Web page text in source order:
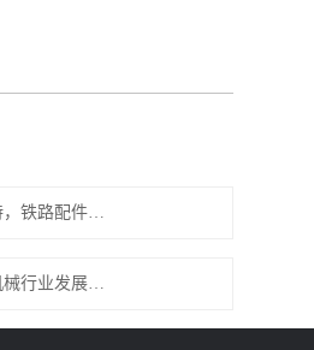
政策支持，铁路配件再创辉煌
2018年机械行业发展趋势怎么样?